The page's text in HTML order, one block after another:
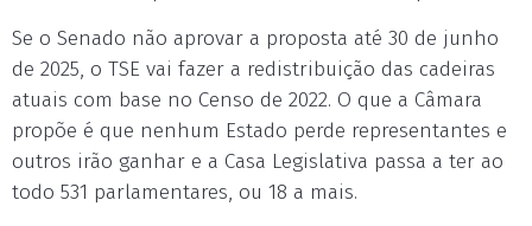
Se o Senado não aprovar a proposta até 30 de junho
de 2025, o TSE vai fazer a redistribuição das cadeiras
atuais com base no Censo de 2022. O que a Câmara
propõe é que nenhum Estado perde representantes e
outros irão ganhar e a Casa Legislativa passa a ter ao
todo 531 parlamentares, ou 18 a mais.